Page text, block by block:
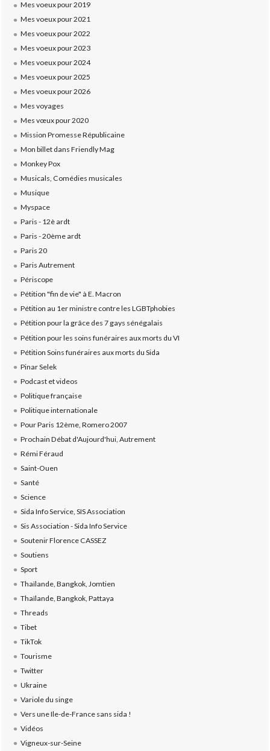
Mes voeux pour 2019
Mes voeux pour 2021
Mes voeux pour 2022
Mes voeux pour 2023
Mes voeux pour 2024
Mes voeux pour 2025
Mes voeux pour 2026
Mes voyages
Mes vœux pour 2020
Mission Promesse Républicaine
Mon billet dans Friendly Mag
Monkey Pox
Musicals, Comédies musicales
Musique
Myspace
Paris - 12è ardt
Paris - 20ème ardt
Paris 20
Paris Autrement
Périscope
Pétition "fin de vie" à E. Macron
Pétition au 1er ministre contre les LGBTphobies
Pétition pour la grâce des 7 gays sénégalais
Pétition pour les soins funéraires aux morts du VI
Pétition Soins funéraires aux morts du Sida
Pinar Selek
Podcast et videos
Politique française
Politique internationale
Pour Paris 12ème, Romero 2007
Prochain Débat d'Aujourd'hui, Autrement
Rémi Féraud
Saint-Ouen
Santé
Science
Sida Info Service, SIS Association
Sis Association - Sida Info Service
Soutenir Florence CASSEZ
Soutiens
Sport
Thaïlande, Bangkok, Jomtien
Thaïlande, Bangkok, Pattaya
Threads
Tibet
TikTok
Tourisme
Twitter
Ukraine
Variole du singe
Vers une Ile-de-France sans sida !
Vidéos
Vigneux-sur-Seine